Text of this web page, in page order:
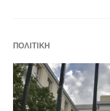
ΠΟΛΙΤΙΚΉ